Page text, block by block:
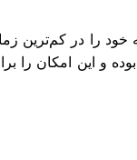
را در کم‌ترین
و این امکان را